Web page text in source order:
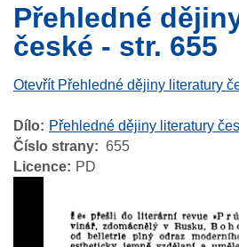
Přehledné
české - str. 655
Otevřít Přehledné dějiny literatury
Dílo
Přehledné dějiny literatury
Číslo strany
655
Licence
PD